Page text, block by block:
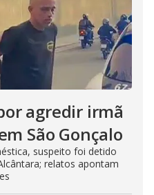
agredir irmã
São Gonçalo
suspeito foi detido
relatos apontam